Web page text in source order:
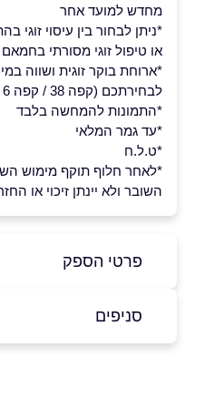
מחדש למועד אחר
או טיפול זוגי מסורתי בחמאם
לבחירתכם (קפה 38 / קפה 6 במאי / קפה בלפור)
*התמונות להמחשה בלבד
*עד גמר המלאי
*ט.ל.ח
*לאחר חלוף תוקף מימוש
השובר ולא יינתן זיכוי או
פרטי הספק
סניפים